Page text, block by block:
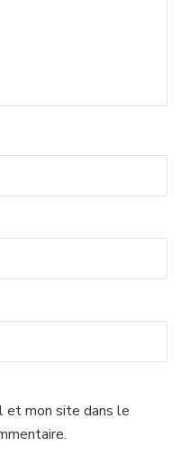
et mon site dans le